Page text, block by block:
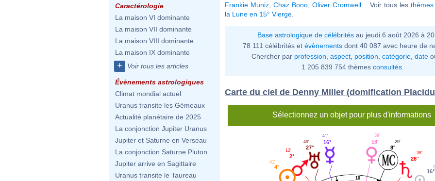
Caractérologie
La maison VI dominante
La maison VII dominante
La maison VIII dominante
La maison IX dominante
+ Voir tous les articles
Évènements astrologiques
Climat mondial actuel
Uranus transite les Gémeaux
Actualité planétaire de 2025
La conjonction Jupiter Uranus
Jupiter et Saturne en Verseau
La conjonction Saturne Pluton
Jupiter arrive en Sagittaire
Uranus transite le Taureau
Frankie Muniz ,Chaz Bono ,Oliver Cromwell ... Voir tous les
la Lune en 15° Vierge
Base astrologique de célébritésau jeudi 6 août 2026 à
78 111 célébrités et évènements dont 40 087 avec heure de
Chercher par profession aspect position catégorie date
1 205 839 754 thèmes consultés
Carte du ciel de Denny Miller (domification
Sélectionnez un objet pour plus d'informations
10
16°
26°
38'
8°
29'
18°
39'
16°
41'
27°
49'
2°
12'
4°
41'